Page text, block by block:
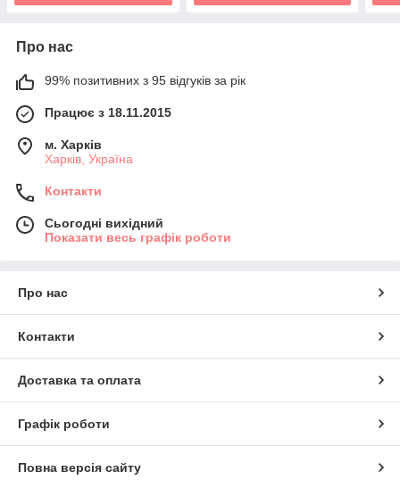
Про нас
99% позитивних з 95 відгуків за рік
Працює з 18.11.2015
м. Харків
Харків, Україна
Контакти
Сьогодні вихідний
Показати весь графік роботи
Про нас
Контакти
Доставка та оплата
Графік роботи
Повна версія сайту